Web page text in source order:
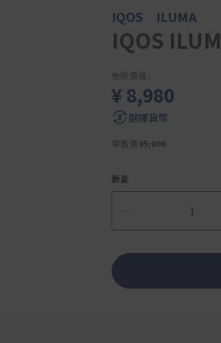
IQOS ILUMA
IQOS
¥ 8,980
選擇貨幣
¥5,800
數量